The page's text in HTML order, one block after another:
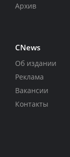
Архив
CNews
Об издании
Реклама
Вакансии
Контакты